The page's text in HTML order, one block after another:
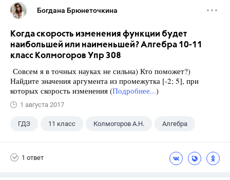
Богдана Брюнеточкина
Когда скорость изменения функции будет
наибольшей или наименьшей? Алгебра 10-11
класс Колмогоров Упр 308
Совсем я в точных науках не сильна) Кто поможет?)
Найдите значения аргумента из промежутка [-2; 5], при
которых скорость изменения (Подробнее...)
1 августа 2017
ГДЗ 11 класс Колмогоров А.Н. Алгебра
1 ответ